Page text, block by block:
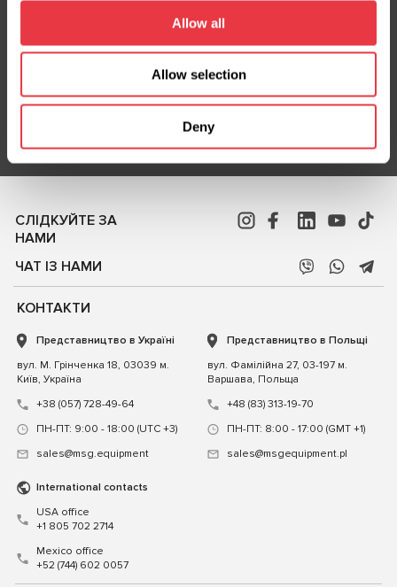
Allow all
Allow selection
Deny
Підписка на новини
Не пропустіть ексклюзивні пропозиції та знижки
СЛІДКУЙТЕ ЗА
НАМИ
ЧАТ ІЗ НАМИ
КОНТАКТИ
Представництво в Україні
вул. М. Грінченка 18, 03039 м.
Київ, Україна
+38 (057) 728-49-64
ПН-ПТ: 9:00 - 18:00 (UTC +3)
sales@msg.equipment
Представництво в Польщі
вул. Фамілійна 27, 03-197 м.
Варшава, Польща
+48 (83) 313-19-70
ПН-ПТ: 8:00 - 17:00 (GMT +1)
sales@msgequipment.pl
International contacts
USA office
+1 805 702 2714
Mexico office
+52 (744) 602 0057